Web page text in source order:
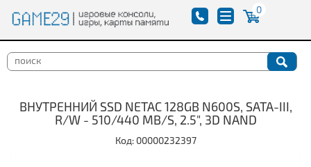
0
ВНУТРЕННИЙ SSD NETAC 128GB N600S, SATA-III,
R/W - 510/440 MB/S, 2.5", 3D NAND
Код: 00000232397